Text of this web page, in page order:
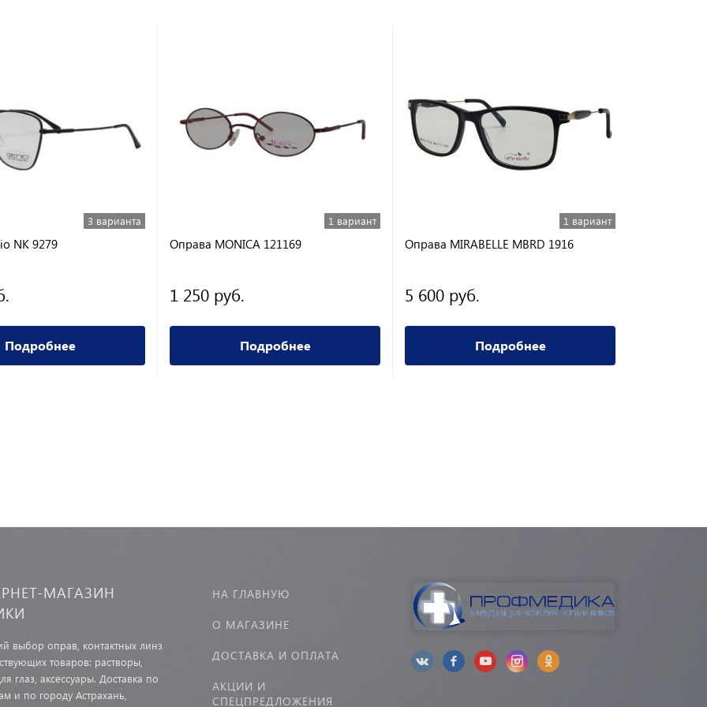
3 варианта
NK 9279
Подробнее
1 вариант
Оправа MONICA 121169
1 250 руб.
Подробнее
1 вариант
Оправа MIRABELLE MBRD 1916
5 600 руб.
Подробнее
МАГАЗИН
выбор оправ, контактных линз
товаров: растворы,
глаз, аксессуары. Доставка по
и по городу Астрахань,
НА ГЛАВНУЮ
О МАГАЗИНЕ
ДОСТАВКА И ОПЛАТА
АКЦИИ И
СПЕЦПРЕДЛОЖЕНИЯ